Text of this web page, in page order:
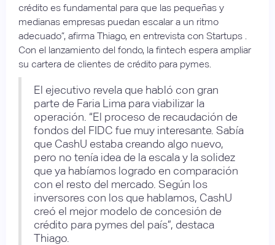
crédito es fundamental para que las pequeñas y
medianas empresas puedan escalar a un ritmo
adecuado”, afirma Thiago, en entrevista con Startups .
Con el lanzamiento del fondo, la fintech espera ampliar
su cartera de clientes de crédito para pymes.
El ejecutivo revela que habló con gran
parte de Faria Lima para viabilizar la
operación. “El proceso de recaudación de
fondos del FIDC fue muy interesante. Sabía
que CashU estaba creando algo nuevo,
pero no tenía idea de la escala y la solidez
que ya habíamos logrado en comparación
con el resto del mercado. Según los
inversores con los que hablamos, CashU
creó el mejor modelo de concesión de
crédito para pymes del país”, destaca
Thiago.